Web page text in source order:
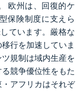
欧州は、回復的ケ
保険制度に支えら
ています。厳格な
行を加速していま
規制は域内生産を
競争優位性をもた
アフリカはそれぞ